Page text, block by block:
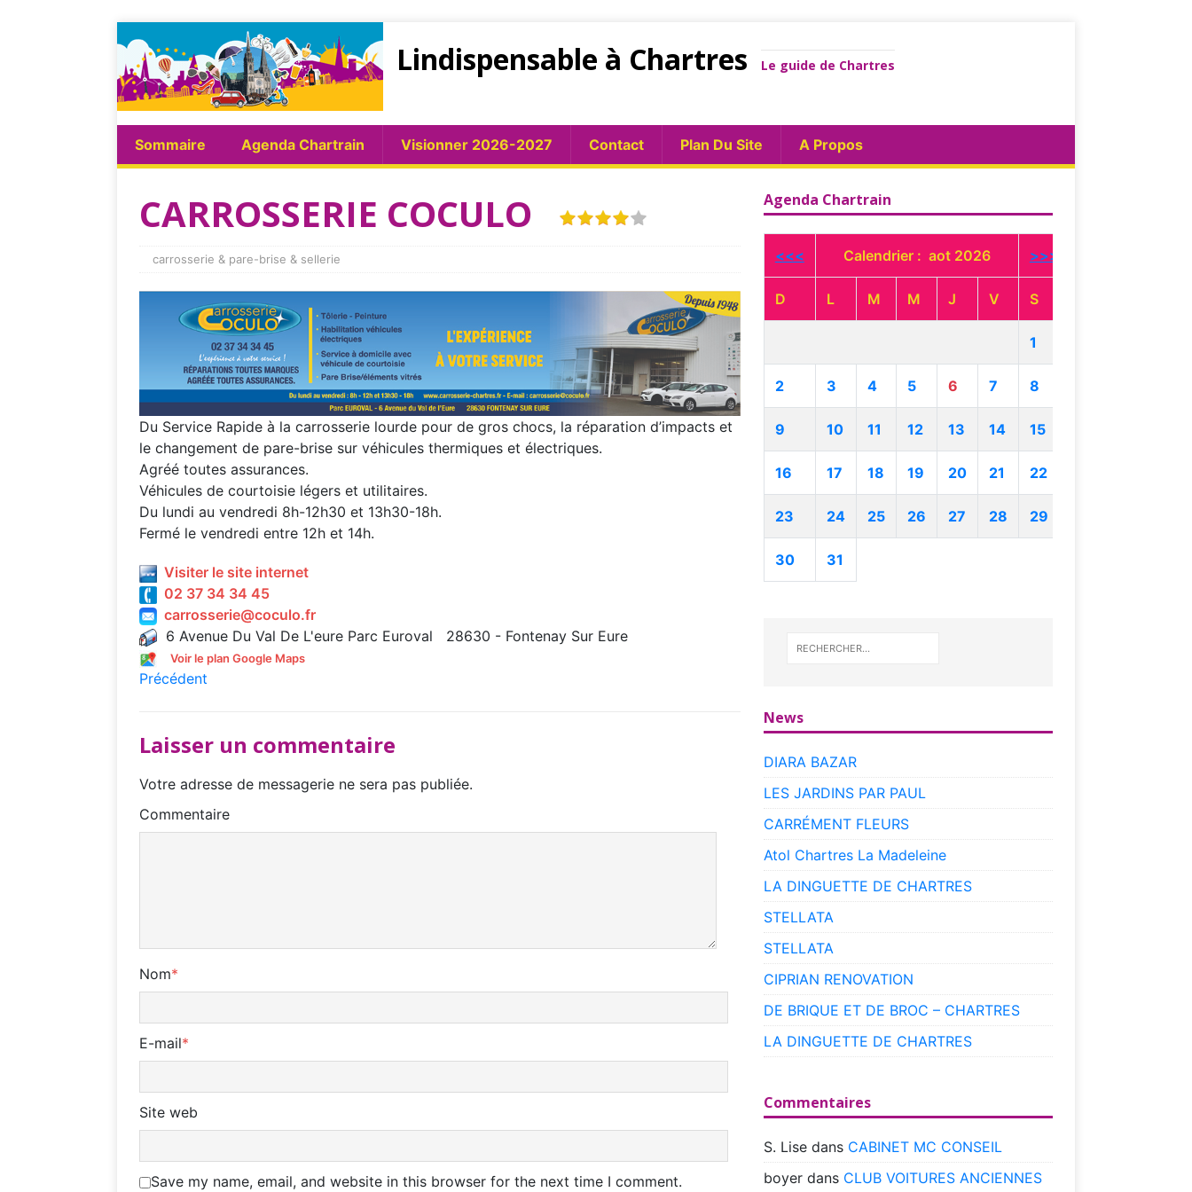
Lindispensable à Chartres Le guide de Chartres
Sommaire Agenda Chartrain Visionner 2026-2027 Contact Plan Du Site A Propos
CARROSSERIE COCULO
carrosserie & pare-brise & sellerie
Du Service Rapide à la carrosserie lourde pour de gros chocs, la réparation d’impacts et
le changement de pare-brise sur véhicules thermiques et électriques.
Agréé toutes assurances.
Véhicules de courtoisie légers et utilitaires.
Du lundi au vendredi 8h-12h30 et 13h30-18h.
Fermé le vendredi entre 12h et 14h.
Visiter le site internet
02 37 34 34 45
carrosserie@coculo.fr
6 Avenue Du Val De L'eure Parc Euroval 28630 - Fontenay Sur Eure
Voir le plan Google Maps
Précédent
Laisser un commentaire
Votre adresse de messagerie ne sera pas publiée.
Commentaire
Nom*
E-mail*
Site web
Save my name, email, and website in this browser for the next time I comment.
Agenda Chartrain
<<< Calendrier : aot 2026 >>>
D L M M J V S
1
2 3 4 5 6 7 8
9 10 11 12 13 14 15
16 17 18 19 20 21 22
23 24 25 26 27 28 29
30 31
News
DIARA BAZAR
LES JARDINS PAR PAUL
CARRÉMENT FLEURS
Atol Chartres La Madeleine
LA DINGUETTE DE CHARTRES
STELLATA
STELLATA
CIPRIAN RENOVATION
DE BRIQUE ET DE BROC – CHARTRES
LA DINGUETTE DE CHARTRES
Commentaires
S. Lisedans CABINET MC CONSEIL
boyerdans CLUB VOITURES ANCIENNES